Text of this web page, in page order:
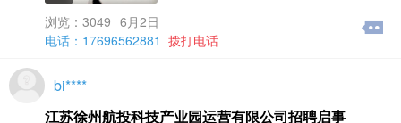
浏览：3049 6月2日
电话：17696562881 拨打电话
bi****
江苏徐州航投科技产业园运营有限公司招聘启事